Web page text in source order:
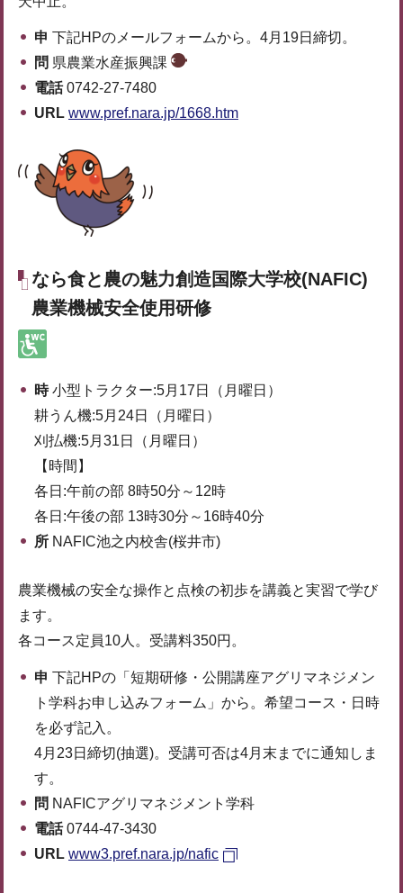
申 下記HPのメールフォームから。4月19日締切。
問 県農業水産振興課
電話0742-27-7480
URL www.pref.nara.jp/1668.htm
なら食と農の魅力創造国際大学校(NAFIC)
農業機械安全使用研修
時小型トラクター:5月17日（月曜日）
耕うん機:5月24日（月曜日）
刈払機:5月31日（月曜日）
【時間】
各日:午前の部 8時50分～12時
各日:午後の部 13時30分～16時40分
所 NAFIC池之内校舎(桜井市)
農業機械の安全な操作と点検の初歩を講義と実習で学び
ます。
各コース定員10人。受講料350円。
申 下記HPの「短期研修・公開講座アグリマネジメン
ト学科お申し込みフォーム」から。希望コース・日時
を必ず記入。
4月23日締切(抽選)。受講可否は4月末までに通知しま
す。
問 NAFICアグリマネジメント学科
電話0744-47-3430
URL www3.pref.nara.jp/nafic